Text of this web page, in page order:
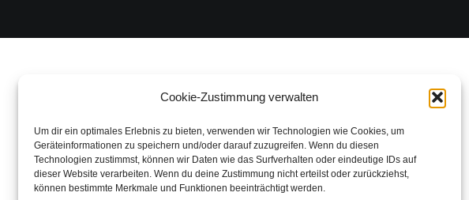
Cookie-Zustimmung verwalten
Um dir ein optimales Erlebnis zu bieten, verwenden wir Technologien wie Cookies, um
Geräteinformationen zu speichern und/oder darauf zuzugreifen. Wenn du diesen
Technologien zustimmst, können wir Daten wie das Surfverhalten oder eindeutige IDs auf
dieser Website verarbeiten. Wenn du deine Zustimmung nicht erteilst oder zurückziehst,
können bestimmte Merkmale und Funktionen beeinträchtigt werden.